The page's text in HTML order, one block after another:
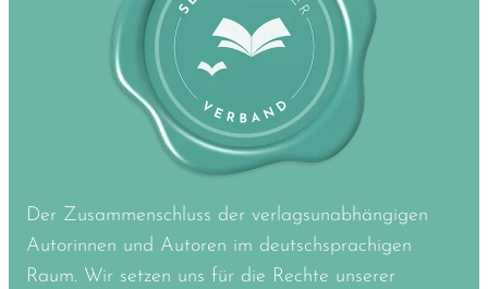
Der Zusammenschluss der verlagsunabhängigen
Autorinnen und Autoren im deutschsprachigen
Raum. Wir setzen uns für die Rechte unserer